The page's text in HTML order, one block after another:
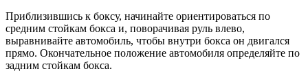
Приблизившись к боксу, начинайте ориентироваться по
средним стойкам бокса и, поворачивая руль влево,
выравнивайте автомобиль, чтобы внутри бокса он двигался
прямо. Окончательное положение автомобиля определяйте по
задним стойкам бокса.